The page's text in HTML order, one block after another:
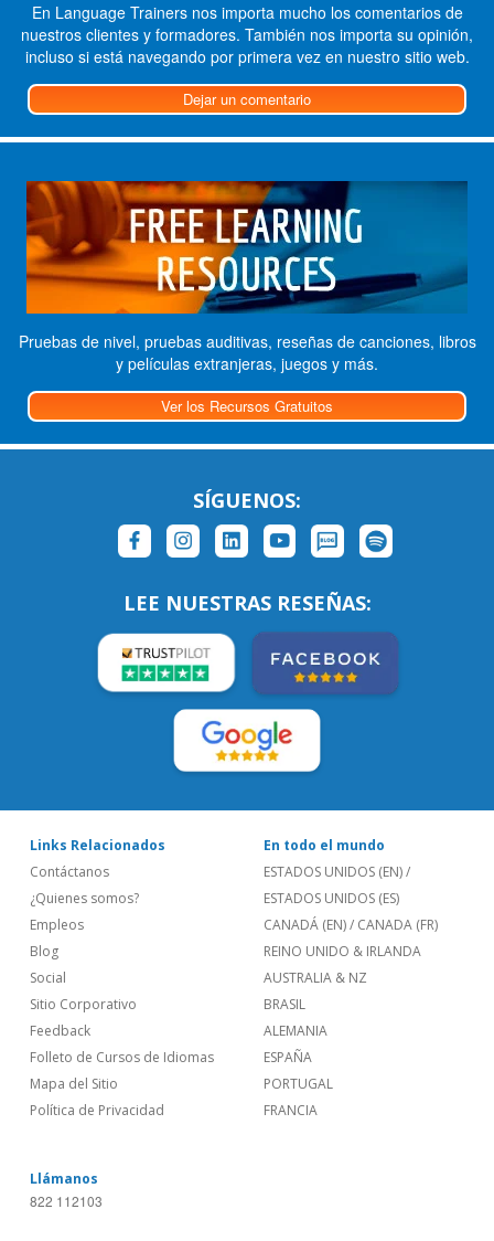
En Language Trainers nos importa mucho los comentarios de
nuestros clientes y formadores. También nos importa su opinión,
incluso si está navegando por primera vez en nuestro sitio web.
Dejar un comentario
Pruebas de nivel, pruebas auditivas, reseñas de canciones, libros
y películas extranjeras, juegos y más.
Ver los Recursos Gratuitos
SÍGUENOS:
LEE NUESTRAS RESEÑAS:
Links Relacionados
Contáctanos
¿Quienes somos?
Empleos
Blog
Social
Sitio Corporativo
Feedback
Folleto de Cursos de Idiomas
Mapa del Sitio
Política de Privacidad
En todo el mundo
ESTADOS UNIDOS (EN)/
ESTADOS UNIDOS (ES)
CANADÁ (EN)/ CANADA (FR)
REINO UNIDO & IRLANDA
AUSTRALIA & NZ
BRASIL
ALEMANIA
ESPAÑA
PORTUGAL
FRANCIA
Llámanos
822 112103